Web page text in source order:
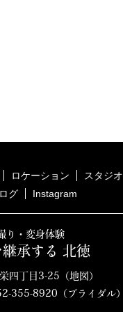
ロケーション スタジオ
グ Instagram
り・変身体験
承する 北徳
四丁目3-25（地図 ）
355-8920 （ブライダル）